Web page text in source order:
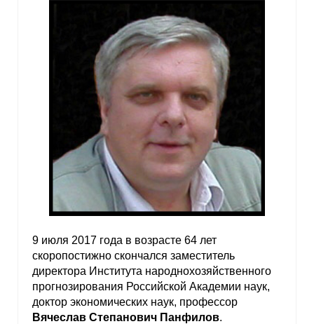
9 июля 2017 года в возрасте 64 лет
скоропостижно скончался заместитель
директора Института народнохозяйственного
прогнозирования Российской Академии наук,
доктор экономических наук, профессор
Вячеслав Степанович Панфилов.